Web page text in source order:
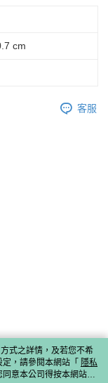
cm
客服
式之詳情，及若您不希
，請參閱本網站「 隱私
意本公司得按本網站使